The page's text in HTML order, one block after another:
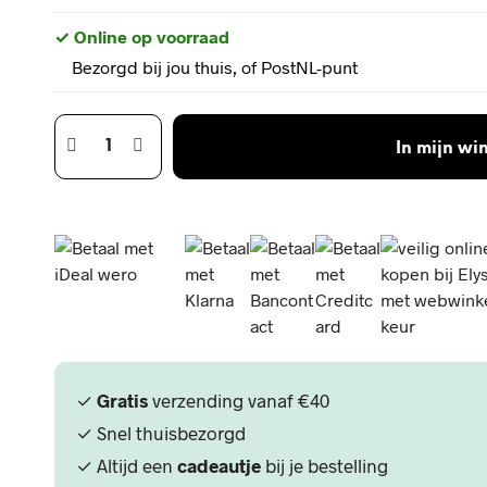
✓ Online op voorraad
Bezorgd bij jou thuis, of PostNL-punt
In mijn
✓ Gratis verzending vanaf €40
✓ Snel thuisbezorgd
✓ Altijd een cadeautje bij je bestelling